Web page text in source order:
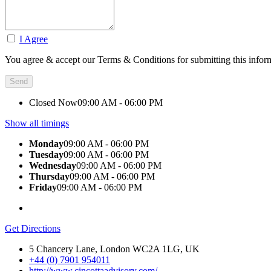
I Agree
You agree & accept our Terms & Conditions for submitting this
Closed Now09:00 AM - 06:00 PM
Show all timings
Monday09:00 AM - 06:00 PM
Tuesday09:00 AM - 06:00 PM
Wednesday09:00 AM - 06:00 PM
Thursday09:00 AM - 06:00 PM
Friday09:00 AM - 06:00 PM
Get Directions
5 Chancery Lane, London WC2A 1LG, UK
+44 (0) 7901 954011